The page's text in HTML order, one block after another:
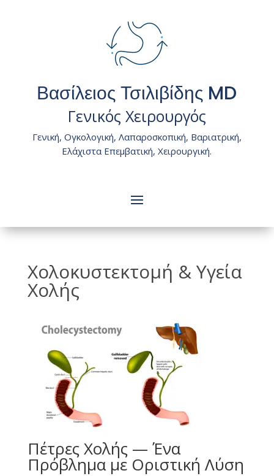
Βασίλειος Τσιλιβίδης MD
Γενικός Χειρουργός
Γενική, Ογκολογική, Λαπαροσκοπική, Βαριατρική,
Ελάχιστα Επεμβατική, Χειρουργική.
Χολοκυστεκτομή & Υγεία
Χολής
Πέτρες Χολής — Ένα
Πρόβλημα με Οριστική Λύση